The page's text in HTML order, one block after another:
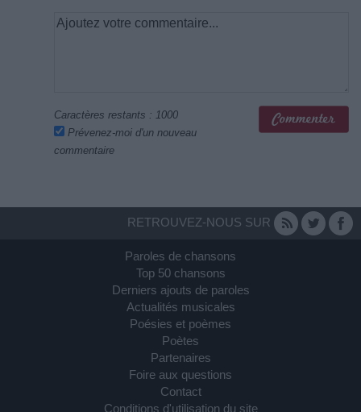
Caractères restants : 1000
Prévenez-moi d'un nouveau
commentaire
RETROUVEZ-NOUS SUR
Paroles de chansons
Top 50 chansons
Derniers ajouts de paroles
Actualités musicales
Poésies et poèmes
Poètes
Partenaires
Foire aux questions
Contact
Conditions d'utilisation du site